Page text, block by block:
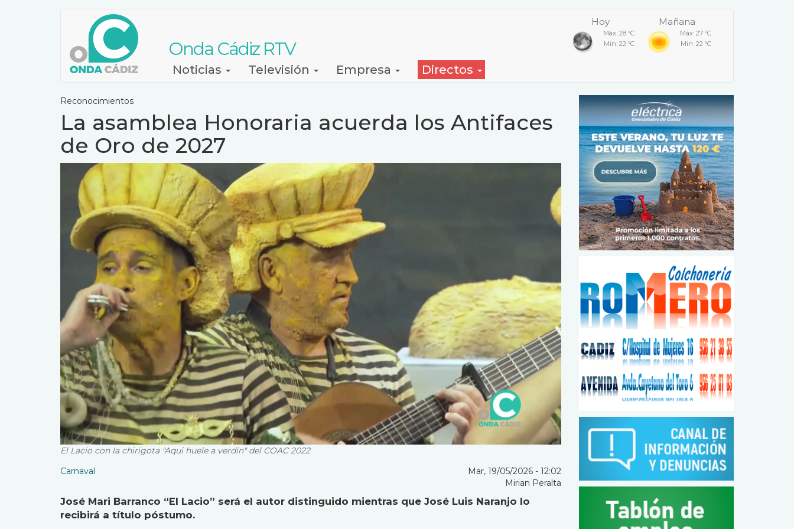
Onda Cádiz RTV
Hoy
Máx: 28 ºC
Min: 22 ºC
Mañana
Máx: 27 ºC
Min: 22 ºC
NavegaciónNoticias Televisión Empresa Directos
Reconocimientos
La asamblea Honoraria acuerda los Antifaces
de Oro de 2027
El Lacio con la chirigota "Aqui huele a verdín" del COAC 2022
Carnaval
Mar, 19/05/2026 - 12:02
Mirian Peralta
José Mari Barranco “El Lacio” será el autor distinguido mientras que José Luis Naranjo lo
recibirá a título póstumo.